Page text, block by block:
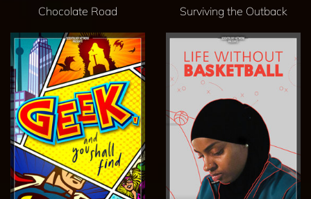
Chocolate Road Surviving the Outback